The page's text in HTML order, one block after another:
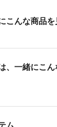
こんな商品
、一緒にこ
ム